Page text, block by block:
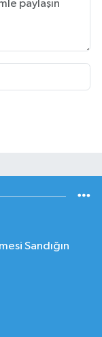
Sandığın